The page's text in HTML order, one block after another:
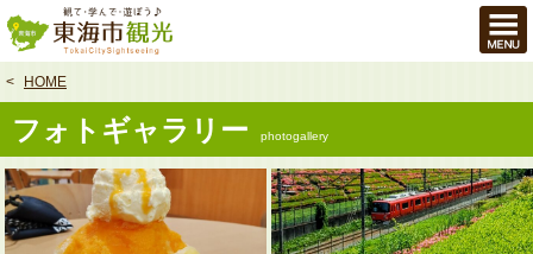
本
文
HOME
フォトギャラリー photogallery